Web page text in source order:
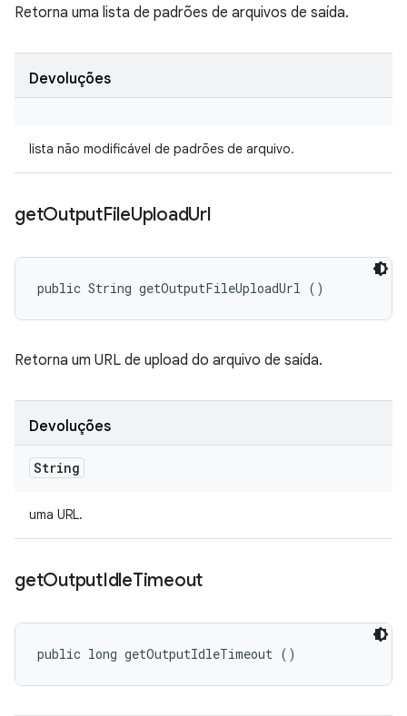
Retorna uma lista de padrões de arquivos de saída.
Devoluções
lista não modificável de padrões de arquivo.
getOutputFileUploadUrl
public String getOutputFileUploadUrl ()
Retorna um URL de upload do arquivo de saída.
Devoluções
String
uma URL.
getOutputIdleTimeout
public long getOutputIdleTimeout ()